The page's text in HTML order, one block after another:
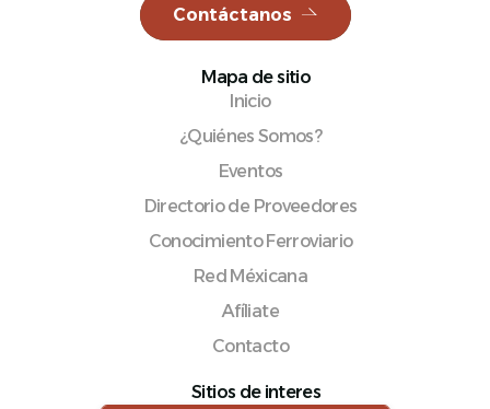
Contáctanos
Mapa de sitio
Inicio
¿Quiénes Somos?
Eventos
Directorio de Proveedores
Conocimiento Ferroviario
Red Méxicana
Afíliate
Contacto
Sitios de interes